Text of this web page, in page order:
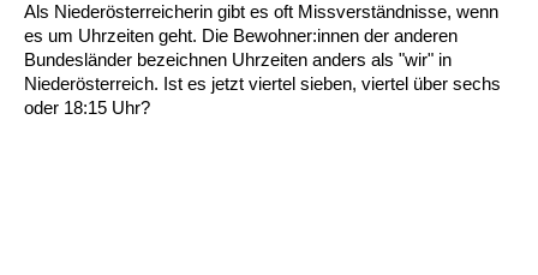
Als Niederösterreicherin gibt es oft Missverständnisse, wenn
es um Uhrzeiten geht. Die Bewohner:innen der anderen
Bundesländer bezeichnen Uhrzeiten anders als "wir" in
Niederösterreich. Ist es jetzt viertel sieben, viertel über sechs
oder 18:15 Uhr?